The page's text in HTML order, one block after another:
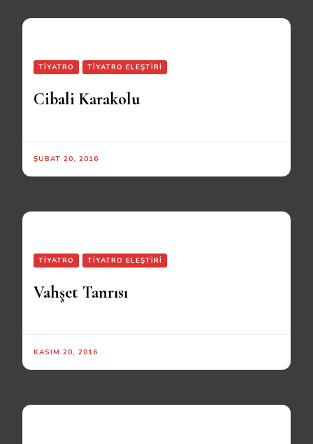
TIYATRO TIYATRO ELEŞTIRI
Cibali Karakolu
ŞUBAT 20, 2016
TIYATRO TIYATRO ELEŞTIRI
Vahşet Tanrısı
KASIM 20, 2016